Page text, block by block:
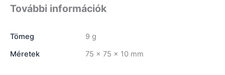
További információk
Tömeg
9 g
Méretek
75 × 75 × 10 mm